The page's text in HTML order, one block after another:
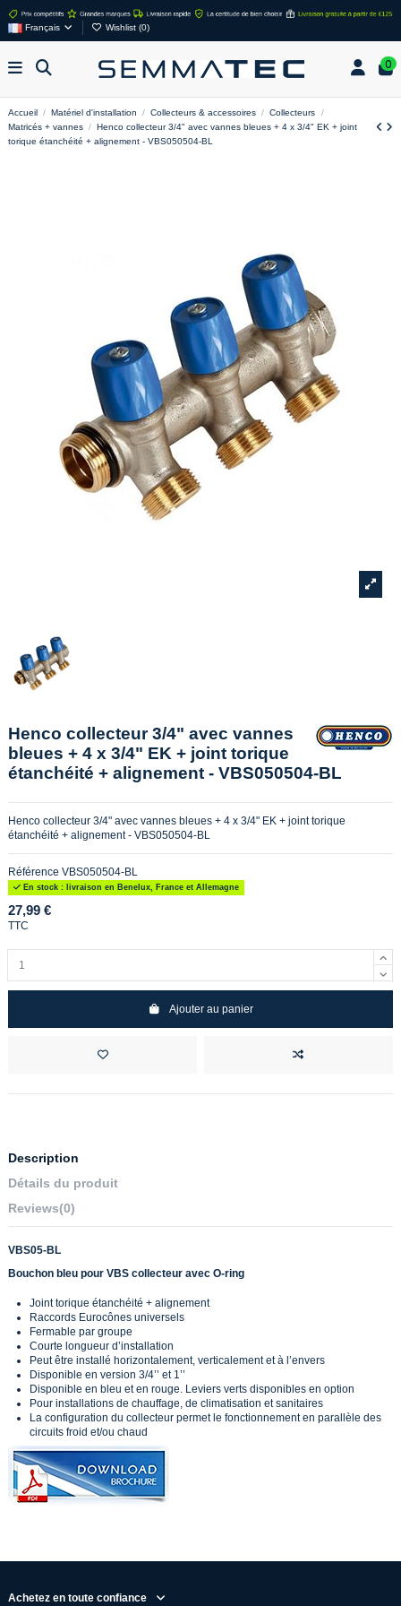
Français Wishlist (0)
0
Accueil Matériel d'installation Collecteurs & accessoires
Collecteurs
Matricés + vannes
Henco collecteur 3/4" avec vannes bleues + 4 x 3/4" EK + joint
torique étanchéité + alignement - VBS050504-BL
Henco collecteur 3/4" avec vannes
bleues + 4 x 3/4" EK + joint torique
étanchéité + alignement - VBS050504-BL
Henco collecteur 3/4" avec vannes bleues + 4 x 3/4" EK + joint torique
étanchéité + alignement - VBS050504-BL
Référence VBS050504-BL
En stock : livraison en Benelux, France et Allemagne
27,99 €
TTC
Ajouter au panier
Description
Détails du produit
Reviews(0)
VBS05-BL
Bouchon bleu pour VBS collecteur avec O-ring
Joint torique étanchéité + alignement
Raccords Eurocônes universels
Fermable par groupe
Courte longueur d’installation
Peut être installé horizontalement, verticalement et à l’envers
Disponible en version 3/4’’ et 1’’
Disponible en bleu et en rouge. Leviers verts disponibles en option
Pour installations de chauffage, de climatisation et sanitaires
La configuration du collecteur permet le fonctionnement en parallèle des
circuits froid et/ou chaud
Achetez en toute confiance